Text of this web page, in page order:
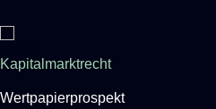
Kapitalmarktrecht
Wertpapierprospekt